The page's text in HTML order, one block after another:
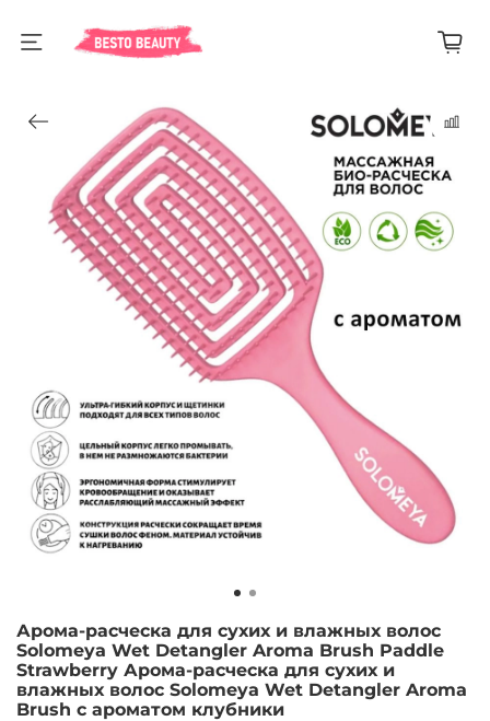
Арома-расческа для сухих и влажных волос
Solomeya Wet Detangler Aroma Brush Paddle
Strawberry Арома-расческа для сухих и
влажных волос Solomeya Wet Detangler Aroma
Brush c ароматом клубники